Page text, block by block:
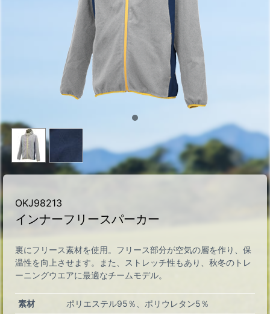
OKJ98213
インナーフリースパーカー
裏にフリース素材を使用。フリース部分が空気の層を作り、保
温性を向上させます。また、ストレッチ性もあり、秋冬のトレ
ーニングウエアに最適なチームモデル。
素材
ポリエステル95％、ポリウレタン5％